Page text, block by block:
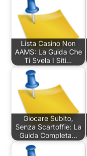
Lista Casino Non
AAMS: La Guida Che
Ti Svela I Siti…
Giocare Subito,
Senza Scartoffie: La
Guida Completa…